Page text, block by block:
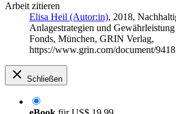
Arbeit zitieren
Elisa Heil (Autor:in), 2018,
Anlagestrategien und
Fonds, München, GRIN Verlag,
https://www.grin.com/document/
Schließen